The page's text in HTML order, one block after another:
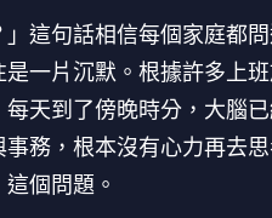
」這句話相信每個家庭都
一片沉默。根據許多上
天到了傍晚時分，大腦
務，根本沒有心力再去
這個問題。